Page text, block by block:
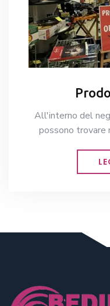
All'interno del
possono trovare